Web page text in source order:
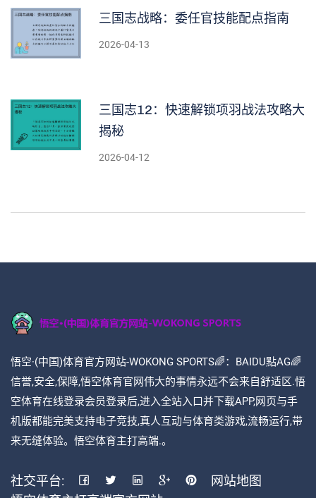
三国志战略：委任官技能配点指南
2026-04-13
三国志12：快速解锁项羽战法攻略大
揭秘
2026-04-12
悟空·(中国)体育官方网站-WOKONG SPORTS🌈：BAIDU點AG🌈
信誉,安全,保障,悟空体育官网伟大的事情永远不会来自舒适区.悟
空体育在线登录会员登录后,进入全站入口并下载APP,网页与手
机版都能完美支持电子竞技,真人互动与体育类游戏,流畅运行,带
来无缝体验。悟空体育主打高端.。
社交平台:
网站地图